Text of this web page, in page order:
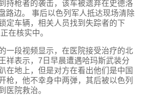
持枪者的袭击，该车被遗弃在史德洛
路边。 事后以色列军人抵达现场清除
定车辆，相关人员找到失踪者的下
在核实中。
一段视频显示，在医院接受治疗的北
祥表示，7日早晨遭遇哈玛斯武装分
在地上，但是对方在看出他们是中国
枪，他不幸身中两弹，其后被以色列
医院救治。